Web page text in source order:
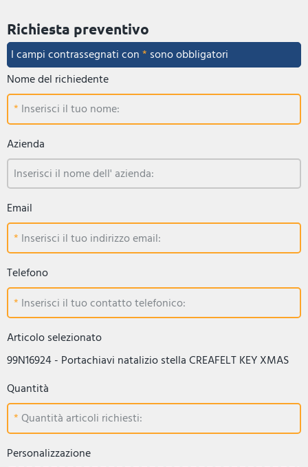
Richiesta preventivo
I campi contrassegnati con* sono obbligatori
Nome del richiedente
Inserisci il tuo nome:
Azienda
Inserisci il nome dell' azienda:
Email
Inserisci il tuo indirizzo email:
Telefono
Inserisci il tuo contatto telefonico:
Articolo selezionato
99N16924 - Portachiavi natalizio stella CREAFELT KEY XMAS
Quantità
Quantità articoli richiesti:
Personalizzazione